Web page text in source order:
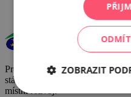
Provoz a činnost DMO byly
státního rozpočtu České
místní rozvoj.
ZOBRAZIT